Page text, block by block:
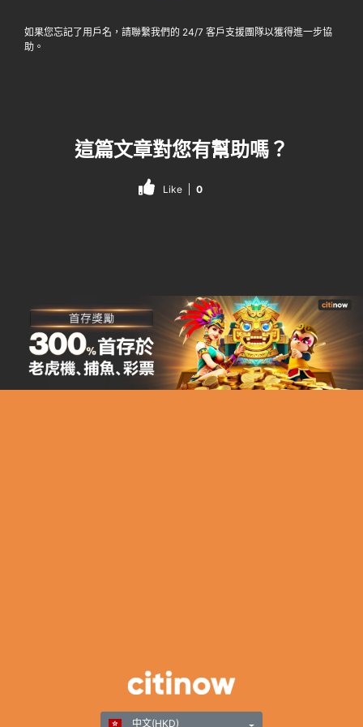
如果您忘記了用戶名，請聯繫我們的 24/7 客戶支援團隊以獲得進一步協
助。
這篇文章對您有幫助嗎？
Like 0
中文(HKD)